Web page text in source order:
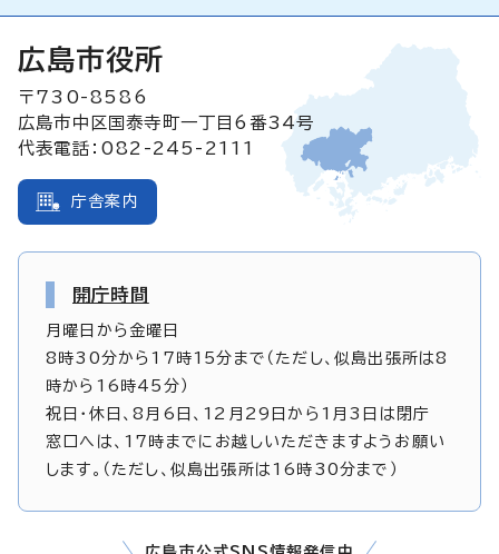
広島市役所
〒730-8586
広島市中区国泰寺町一丁目6番34号
代表電話：082-245-2111
庁舎案内
開庁時間
月曜日から金曜日
8時30分から17時15分まで（ただし、似島出張所は8
時から16時45分）
祝日・休日、8月6日、12月29日から1月3日は閉庁
窓口へは、17時までにお越しいただきますようお願い
します。（ただし、似島出張所は16時30分まで）